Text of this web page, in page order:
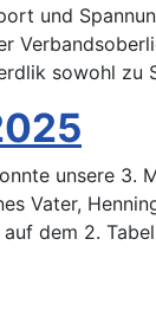
und
sowohl zu
unsere 3.
Vater,
dem 2.